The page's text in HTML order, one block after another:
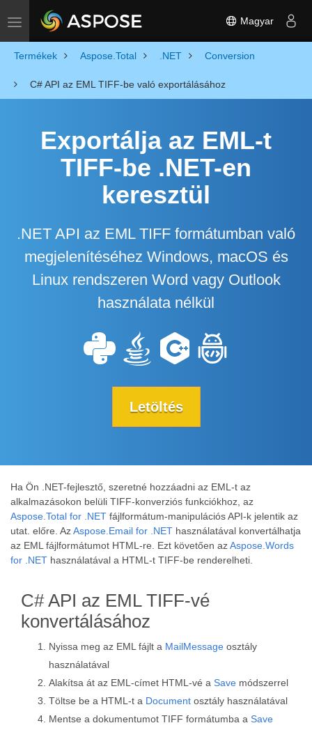
Toggle navigation Magyar
Termékek Aspose.Total .NET Conversion
C# API az EML TIFF-be való exportálásához
Exportálja az EML-t
TIFF-be .NET-en
keresztül
.NET API az EML TIFF formátumban való
megjelenítéséhez Windows, macOS és
Linux rendszeren Word vagy Outlook
használata nélkül
Letöltés
Ha Ön .NET-fejlesztő, szeretné hozzáadni az EML-t az
alkalmazásokon belüli TIFF-konverziós funkciókhoz, az
Aspose.Total for .NET fájlformátum-manipulációs API-k jelentik az
utat. előre. AzAspose.Email for .NET használatával konvertálhatja
az EML fájlformátumot HTML-re. Ezt követően azAspose.Words
for .NET használatával a HTML-t TIFF-be renderelheti.
C# API az EML TIFF-vé
konvertálásához
Nyissa meg az EML fájlt a MailMessage osztály
használatával
Alakítsa át az EML-címet HTML-vé a Save módszerrel
Töltse be a HTML-t a Document osztály használatával
Mentse a dokumentumot TIFF formátumba a Save